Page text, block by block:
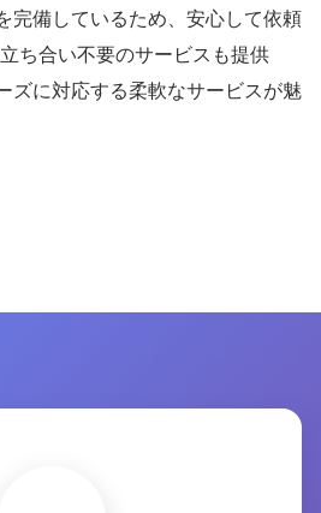
完備しているため、安心して依頼
ち合い不要のサービスも提供
ズに対応する柔軟なサービスが魅